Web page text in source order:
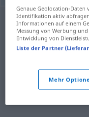
Genaue Geolocation-Daten
Identifikation aktiv
Informationen auf einem
Messung von Werbung
Entwicklung von
Liste der Partner
Mehr